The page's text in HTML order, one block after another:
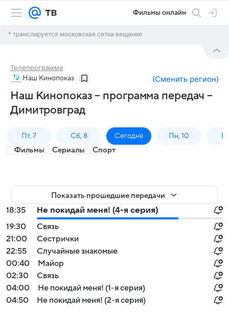
Фильмы онлайн
* транслируется московская сетка вещания
Телепрограмма
Наш Кинопоказ (Сменить регион)
Наш Кинопоказ – программа передач –
Димитровград
Пт, 7 Сб, 8 Сегодня Пн, 10
Фильмы Сериалы Спорт
Показать прошедшие передачи
18:35
Не покидай меня! (4-я серия)
19:30
Связь
21:00
Сестрички
22:55
Случайные знакомые
00:40
Майор
02:30
Связь
04:00
Не покидай меня! (1-я серия)
04:50
Не покидай меня! (2-я серия)